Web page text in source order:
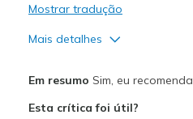
Mostrar tradução
Mais detalhes
Em resumo Sim, eu
Esta crítica foi útil?